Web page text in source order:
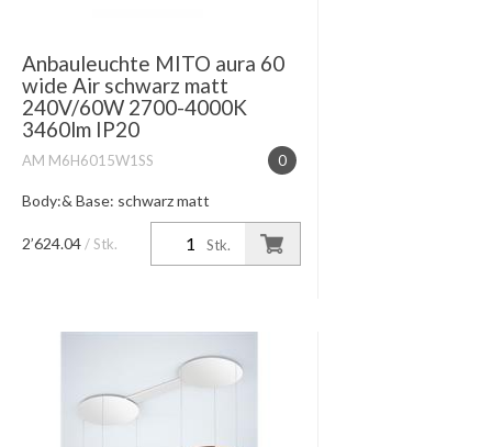
Anbauleuchte MITO aura 60
wide Air schwarz matt
240V/60W 2700-4000K
3460lm IP20
0
AM M6H6015W1SS
Body:& Base: schwarz matt
Lichtwirkung table (wide) breit
abstrahlendes Licht nach unten,
Stk.
2’624.04 / Stk.